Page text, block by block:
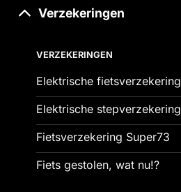
Verzekeringen
VERZEKERINGEN
Elektrische fietsverzekering
Elektrische stepverzekering
Fietsverzekering Super73
Fiets gestolen, wat nu!?